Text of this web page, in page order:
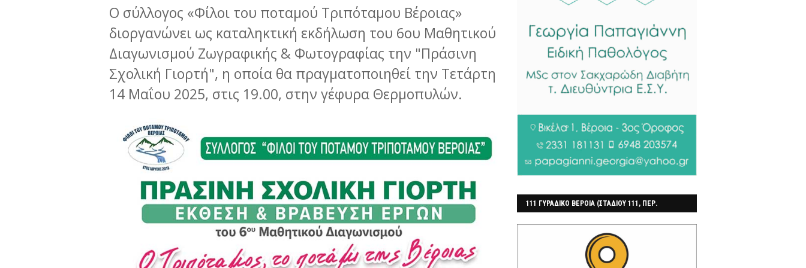
Ο σύλλογος «Φίλοι του ποταμού Τριπόταμου Βέροιας»
διοργανώνει ως καταληκτική εκδήλωση του 6ου Μαθητικού
Διαγωνισμού Ζωγραφικής & Φωτογραφίας την "Πράσινη
Σχολική Γιορτή", η οποία θα πραγματοποιηθεί την Τετάρτη
14 Μαΐου 2025, στις 19.00, στην γέφυρα Θερμοπυλών.
111 ΓΥΡΑΔΙΚΟ ΒΕΡΟΙΑ (ΣΤΑΔΙΟΥ 111, ΠΕΡ.